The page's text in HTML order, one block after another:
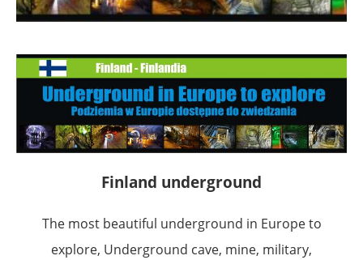
Finland underground
The most beautiful underground in Europe to
explore, Underground cave, mine, military,